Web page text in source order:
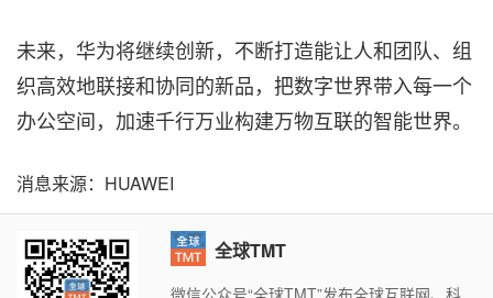
未来，华为将继续创新，不断打造能让人和团队、组
织高效地联接和协同的新品，把数字世界带入每一个
办公空间，加速千行万业构建万物互联的智能世界。
消息来源：HUAWEI
全球TMT
微信公众号“全球TMT”发布全球互联网、科